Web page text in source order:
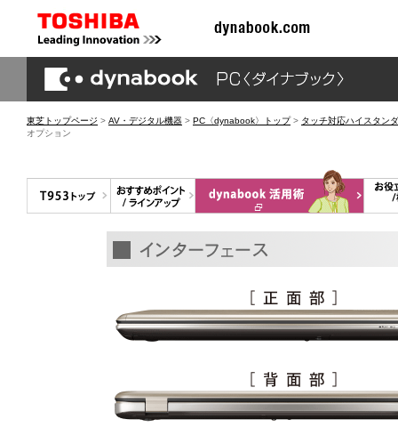
東芝トップページ > AV・デジタル機器 > PC〈dynabook〉トップ> タッチ対応ハイスタン
オプション